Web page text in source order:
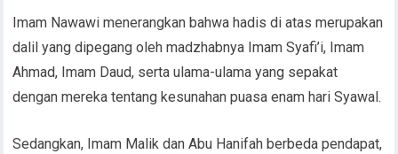
Imam Nawawi menerangkan bahwa hadis di atas merupakan
dalil yang dipegang oleh madzhabnya Imam Syafi’i, Imam
Ahmad, Imam Daud, serta ulama-ulama yang sepakat
dengan mereka tentang kesunahan puasa enam hari Syawal.
Sedangkan, Imam Malik dan Abu Hanifah berbeda pendapat,